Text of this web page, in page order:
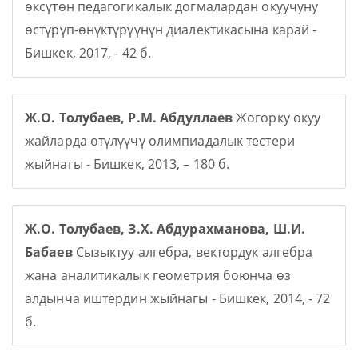
өксүтөн педагогикалык догмалардан окуучуну
өстүрүп-өнүктүрүүнүн диалектикасына карай -
Бишкек, 2017, - 42 б.
Ж.О. Толубаев, Р.М. АбдуллаевЖогорку окуу
жайларда өтүлүүчү олимпиадалык тестери
жыйнагы - Бишкек, 2013, – 180 б.
Ж.О. Толубаев, З.Х. Абдурахманова, Ш.И.
БабаевСызыктуу алгебра, вектордук алгебра
жана аналитикалык геометрия боюнча өз
алдынча иштердин жыйнагы - Бишкек, 2014, - 72
б.